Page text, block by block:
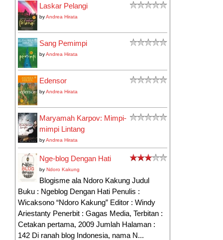
Laskar Pelangi
byAndrea Hirata
Sang Pemimpi
byAndrea Hirata
Edensor
byAndrea Hirata
Maryamah Karpov: Mimpi-
mimpi Lintang
byAndrea Hirata
Nge-blog Dengan Hati
byNdoro Kakung
Blogisme ala Ndoro Kakung Judul
Buku : Ngeblog Dengan Hati Penulis :
Wicaksono “Ndoro Kakung” Editor : Windy
Ariestanty Penerbit : Gagas Media, Terbitan :
Cetakan pertama, 2009 Jumlah Halaman :
142 Di ranah blog Indonesia, nama N...